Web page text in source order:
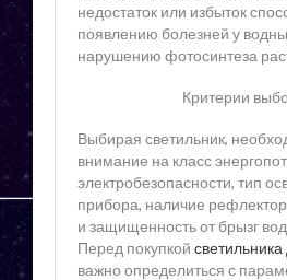
недостаток или избыток
появлению болезней у
нарушению фотосинтеза
Критерии
Выбирая светильник,
внимание на класс
электробезопасности, тип
прибора, наличие
и защищенность от брызг
Перед покупкой
важно определиться с